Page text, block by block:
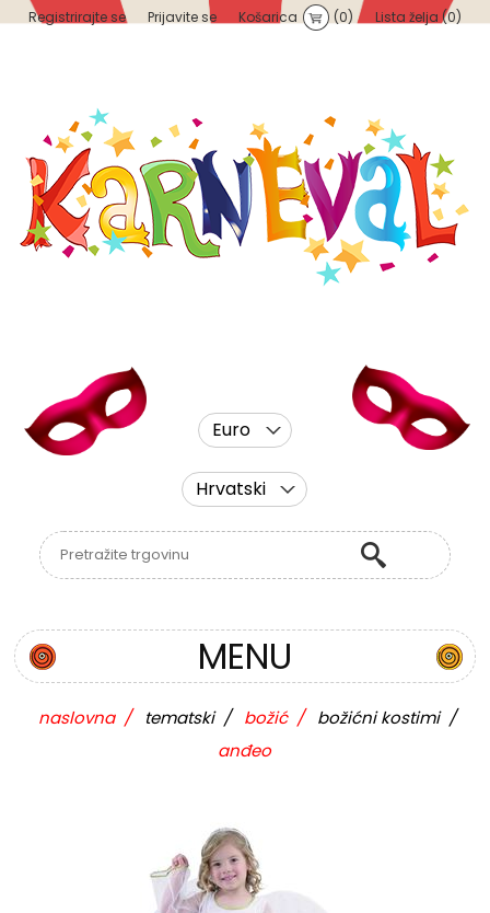
Registrirajte se Prijavite se Košarica (0) Lista želja (0)
Euro
Hrvatski
MENU
naslovna / tematski / božić / božićni kostimi /
anđeo